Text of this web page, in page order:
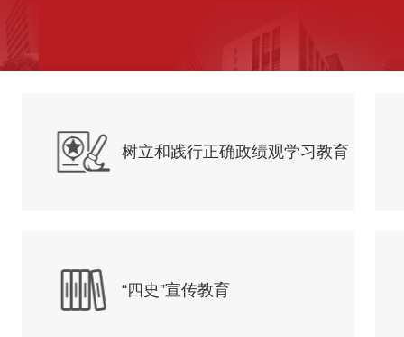
树立和践行正确政绩观学习教育
“四史”宣传教育